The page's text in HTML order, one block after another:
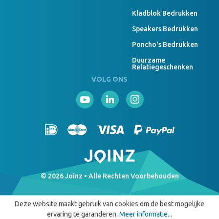
Je kan ook webcamcovers zonder bedrukking bestellen.
Webcamcovers zonder bedrukking zijn goedkoper en kunnen
Kladblok Bedrukken
Speakers Bedrukken
Poncho's Bedrukken
Duurzame
Relatiegeschenken
VOLG ONS
© 2026 Joinz • Alle Rechten Voorbehouden
Deze website maakt gebruik van cookies om de best mogelijke
ervaring te garanderen. Meer informatie...